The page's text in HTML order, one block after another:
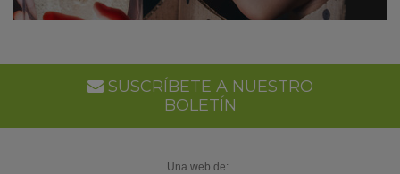
SUSCRÍBETE A NUESTRO
BOLETÍN
Una web de: